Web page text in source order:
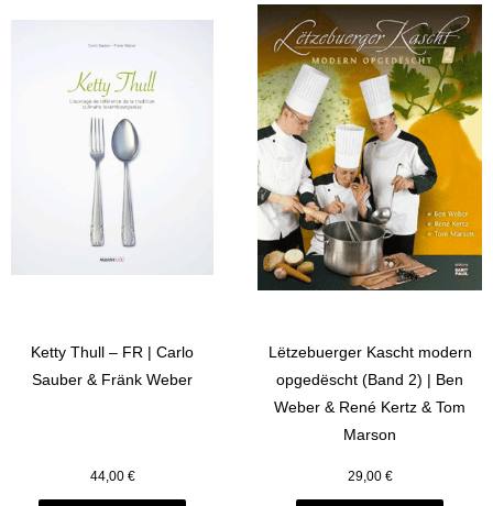
Ketty Thull – FR | Carlo
Sauber & Fränk Weber
44,00 €
Lëtzebuerger Kascht modern
opgedëscht (Band 2) | Ben
Weber & René Kertz & Tom
Marson
29,00 €